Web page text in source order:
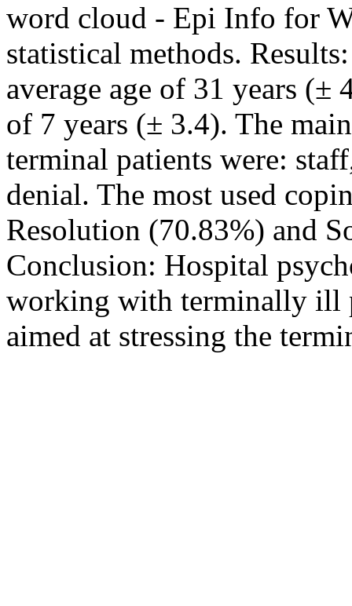
word cloud - Epi Info for
statistical methods.
average age of 31 years (±
of 7 years (± 3.4). The
terminal patients were:
denial. The most used
Resolution (70.83%) and
Conclusion: Hospital
working with terminally ill
aimed at stressing the